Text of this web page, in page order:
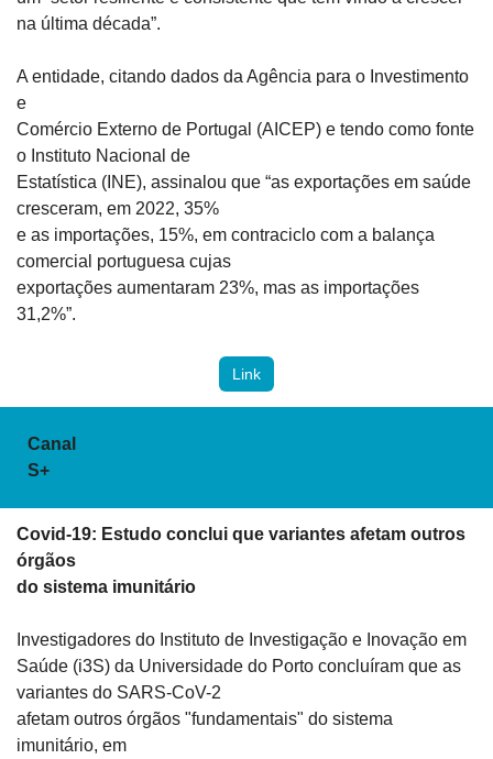
na última década”.
A entidade, citando dados da Agência para o Investimento
e
Comércio Externo de Portugal (AICEP) e tendo como fonte
o Instituto Nacional de
Estatística (INE), assinalou que “as exportações em saúde
cresceram, em 2022, 35%
e as importações, 15%, em contraciclo com a balança
comercial portuguesa cujas
exportações aumentaram 23%, mas as importações
31,2%”.
Link
Canal
S+
Covid-19: Estudo conclui que variantes afetam outros
órgãos
do sistema imunitário
Investigadores do Instituto de Investigação e Inovação em
Saúde (i3S) da Universidade do Porto concluíram que as
variantes do SARS-CoV-2
afetam outros órgãos "fundamentais" do sistema
imunitário, em